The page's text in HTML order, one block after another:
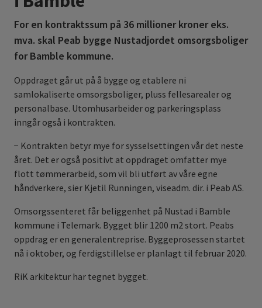
For en kontraktssum på 36 millioner kroner eks.
mva. skal Peab bygge Nustadjordet omsorgsboliger
for Bamble kommune.
Oppdraget går ut på å bygge og etablere ni
samlokaliserte omsorgsboliger, pluss fellesarealer og
personalbase. Utomhusarbeider og parkeringsplass
inngår også i kontrakten.
− Kontrakten betyr mye for sysselsettingen vår det neste
året. Det er også positivt at oppdraget omfatter mye
flott tømmerarbeid, som vil bli utført av våre egne
håndverkere, sier Kjetil Runningen, viseadm. dir. i Peab AS.
Omsorgssenteret får beliggenhet på Nustad i Bamble
kommune i Telemark. Bygget blir 1200 m2 stort. Peabs
oppdrag er en generalentreprise. Byggeprosessen startet
nå i oktober, og ferdigstillelse er planlagt til februar 2020.
RiK arkitektur har tegnet bygget.